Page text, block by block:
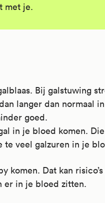
met je.
Bij galstuwing
langer dan normaal
goed.
in je bloed komen.
te veel galzuren in je
komen. Dat kan
er in je bloed zitten.